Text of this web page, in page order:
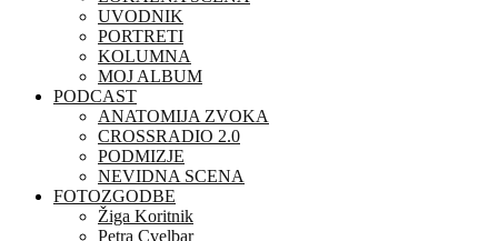
UVODNIK
PORTRETI
KOLUMNA
MOJ ALBUM
PODCAST
ANATOMIJA ZVOKA
CROSSRADIO 2.0
PODMIZJE
NEVIDNA SCENA
FOTOZGODBE
Žiga Koritnik
Petra Cvelbar